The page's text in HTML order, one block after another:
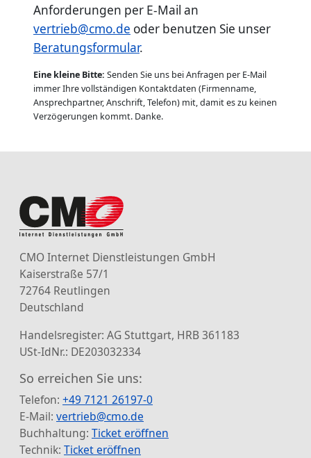
Anforderungen per E-Mail an
vertrieb@cmo.de oder benutzen Sie unser
Beratungsformular.
Eine kleine Bitte: Senden Sie uns bei Anfragen per E-Mail
immer Ihre vollständigen Kontaktdaten (Firmenname,
Ansprechpartner, Anschrift, Telefon) mit, damit es zu keinen
Verzögerungen kommt. Danke.
CMO Internet Dienstleistungen GmbH
Kaiserstraße 57/1
72764 Reutlingen
Deutschland
Handelsregister: AG Stuttgart, HRB 361183
USt-IdNr.: DE203032334
So erreichen Sie uns:
Telefon: +49 7121 26197-0
E-Mail: vertrieb@cmo.de
Buchhaltung: Ticket eröffnen
Technik: Ticket eröffnen